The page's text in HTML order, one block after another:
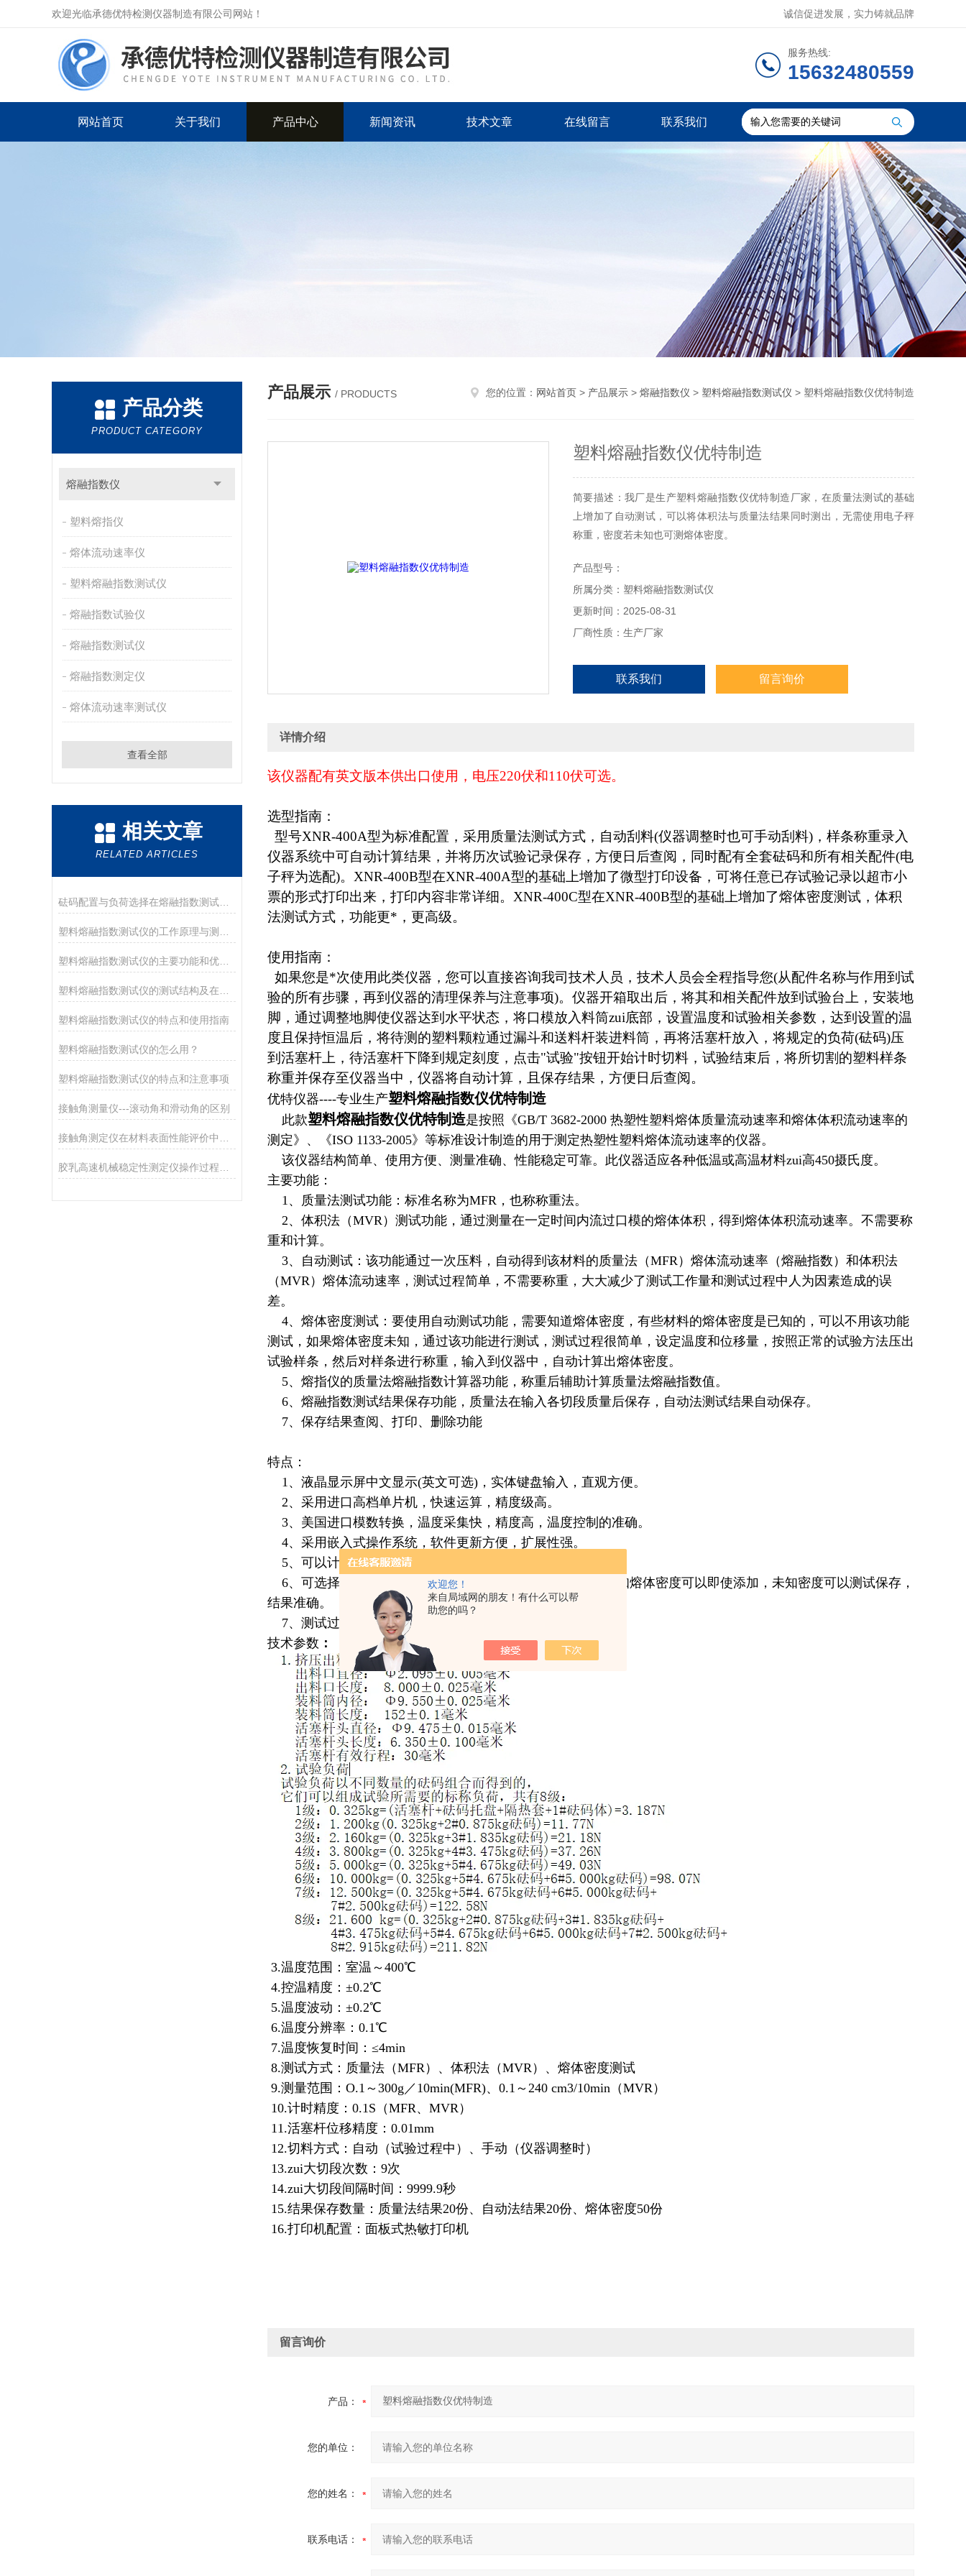
欢迎您！
来自局域网的朋友！有什么可以帮
助您的吗？
欢迎光临承德优特检测仪器制造有限公司网站！ 诚信促进发展，实力铸就品牌
服务热线:
15632480559
网站首页 关于我们 产品中心 新闻资讯 技术文章 在线留言 联系我们
产品分类
PRODUCT CATEGORY
熔融指数仪
塑料熔指仪
熔体流动速率仪
塑料熔融指数测试仪
熔融指数试验仪
熔融指数测试仪
熔融指数测定仪
熔体流动速率测试仪
查看全部
相关文章
RELATED ARTICLES
塑料熔融指数测试仪的主要功能和优势是怎样的？
塑料熔融指数测试仪的特点和使用指南
塑料熔融指数测试仪的怎么用？
塑料熔融指数测试仪的特点和注意事项
接触角测量仪---滚动角和滑动角的区别
产品展示 / PRODUCTS 您的位置： 网站首页 > 产品展示 > 熔融指数仪 > 塑料熔融指数测试仪 > 塑料熔融指数仪优特制造
塑料熔融指数仪优特制造
简要描述：我厂是生产塑料熔融指数仪优特制造厂家，在质量法测试的基础
上增加了自动测试，可以将体积法与质量法结果同时测出，无需使用电子秤
称重，密度若未知也可测熔体密度。
产品型号：
所属分类：塑料熔融指数测试仪
更新时间：2025-08-31
厂商性质：生产厂家
联系我们 留言询价
详情介绍
该仪器配有英文版本供出口使用，电压220伏和110伏可选。
选型指南：
型号XNR-400A型为标准配置，采用质量法测试方式，自动刮料(仪器调整时也可手动刮料)，样条称重录入
仪器系统中可自动计算结果，并将历次试验记录保存，方便日后查阅，同时配有全套砝码和所有相关配件(电
子秤为选配)。XNR-400B型在XNR-400A型的基础上增加了微型打印设备，可将任意已存试验记录以超市小
票的形式打印出来，打印内容非常详细。XNR-400C型在XNR-400B型的基础上增加了熔体密度测试，体积
法测试方式，功能更*，更高级。
使用指南：
如果您是*次使用此类仪器，您可以直接咨询我司技术人员，技术人员会全程指导您(从配件名称与作用到试
验的所有步骤，再到仪器的清理保养与注意事项)。仪器开箱取出后，将其和相关配件放到试验台上，安装地
脚，通过调整地脚使仪器达到水平状态，将口模放入料筒zui底部，设置温度和试验相关参数，达到设置的温
度且保持恒温后，将待测的塑料颗粒通过漏斗和送料杆装进料筒，再将活塞杆放入，将规定的负荷(砝码)压
到活塞杆上，待活塞杆下降到规定刻度，点击"试验"按钮开始计时切料，试验结束后，将所切割的塑料样条
称重并保存至仪器当中，仪器将自动计算，且保存结果，方便日后查阅。
优特仪器----专业生产塑料熔融指数仪优特制造
此款塑料熔融指数仪优特制造是按照《GB/T 3682-2000 热塑性塑料熔体质量流动速率和熔体体积流动速率的
测定》、《ISO 1133-2005》等标准设计制造的用于测定热塑性塑料熔体流动速率的仪器。
该仪器结构简单、使用方便、测量准确、性能稳定可靠。此仪器适应各种低温或高温材料zui高450摄氏度。
主要功能：
1、质量法测试功能：标准名称为MFR，也称称重法。
2、体积法（MVR）测试功能，通过测量在一定时间内流过口模的熔体体积，得到熔体体积流动速率。不需要称
重和计算。
3、自动测试：该功能通过一次压料，自动得到该材料的质量法（MFR）熔体流动速率（熔融指数）和体积法
（MVR）熔体流动速率，测试过程简单，不需要称重，大大减少了测试工作量和测试过程中人为因素造成的误
差。
4、熔体密度测试：要使用自动测试功能，需要知道熔体密度，有些材料的熔体密度是已知的，可以不用该功能
测试，如果熔体密度未知，通过该功能进行测试，测试过程很简单，设定温度和位移量，按照正常的试验方法压出
试验样条，然后对样条进行称重，输入到仪器中，自动计算出熔体密度。
5、 熔指仪的质量法熔融指数计算器功能，称重后辅助计算质量法熔融指数值。
6、熔融指数测试结果保存功能，质量法在输入各切段质量后保存，自动法测试结果自动保存。
7、保存结果查阅、打印、删除功能
特点：
1、液晶显示屏中文显示(英文可选)，实体键盘输入，直观方便。
2、采用进口高档单片机，快速运算，精度级高。
3、美国进口模数转换，温度采集快，精度高，温度控制的准确。
4、采用嵌入式操作系统，软件更新方便，扩展性强。
5、可以计算、保存、打印测试结果，方便快捷。
6、可选择采用质量法（MFR）、体积法（MVR）测量。已知熔体密度可以即使添加，未知密度可以测试保存，
结果准确。
7、测试过程中自动切料，仪器调整时手动切料。
技术参数 ：
3.温度范围：室温～400℃
4.控温精度：±0.2℃
5.温度波动：±0.2℃
6.温度分辨率：0.1℃
7.温度恢复时间：≤4min
8.测试方式：质量法（MFR）、体积法（MVR）、熔体密度测试
9.测量范围：O.1～300g／10min(MFR)、0.1～240 cm3/10min（MVR）
10.计时精度：0.1S（MFR、MVR）
11.活塞杆位移精度：0.01mm
12.切料方式：自动（试验过程中）、手动（仪器调整时）
13.zui大切段次数：9次
14.zui大切段间隔时间：9999.9秒
15.结果保存数量：质量法结果20份、自动法结果20份、熔体密度50份
16.打印机配置：面板式热敏打印机
留言询价
产品：
您的单位：
您的姓名：
联系电话：